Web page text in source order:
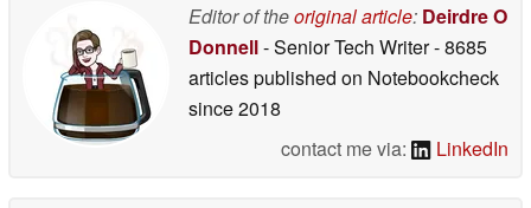
Editor of theoriginal article: Deirdre O
Donnell- Senior Tech Writer- 8685
articles published on Notebookcheck
since 2018
contact me via:
LinkedIn